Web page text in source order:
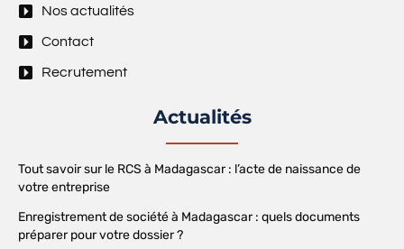
Nos actualités
Contact
Recrutement
Actualités
Tout savoir sur le RCS à Madagascar : l’acte de naissance de
votre entreprise
Enregistrement de société à Madagascar : quels documents
préparer pour votre dossier ?